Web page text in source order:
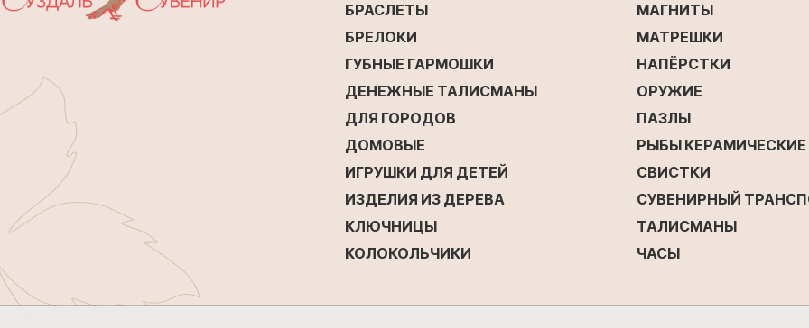
БРАСЛЕТЫ
БРЕЛОКИ
ГУБНЫЕ ГАРМОШКИ
ДЕНЕЖНЫЕ ТАЛИСМАНЫ
ДЛЯ ГОРОДОВ
ДОМОВЫЕ
ИГРУШКИ ДЛЯ ДЕТЕЙ
ИЗДЕЛИЯ ИЗ ДЕРЕВА
КЛЮЧНИЦЫ
КОЛОКОЛЬЧИКИ
МАГНИТЫ
МАТРЕШКИ
НАПЁРСТКИ
ОРУЖИЕ
ПАЗЛЫ
РЫБЫ КЕРАМИЧЕСКИЕ
СВИСТКИ
СУВЕНИРНЫЙ
ТАЛИСМАНЫ
ЧАСЫ